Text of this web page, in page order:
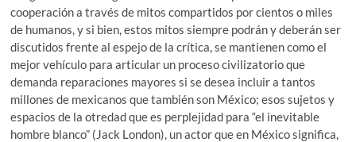
cooperación a través de mitos compartidos por cientos o miles
de humanos, y si bien, estos mitos siempre podrán y deberán ser
discutidos frente al espejo de la crítica, se mantienen como el
mejor vehículo para articular un proceso civilizatorio que
demanda reparaciones mayores si se desea incluir a tantos
millones de mexicanos que también son México; esos sujetos y
espacios de la otredad que es perplejidad para “el inevitable
hombre blanco” (Jack London), un actor que en México significa,